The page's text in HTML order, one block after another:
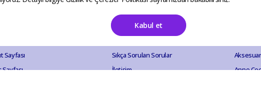
Kabul et
Sayfası
Sayfası
Destek
Sıkça Sorulan Sorular
İletişim
Anne